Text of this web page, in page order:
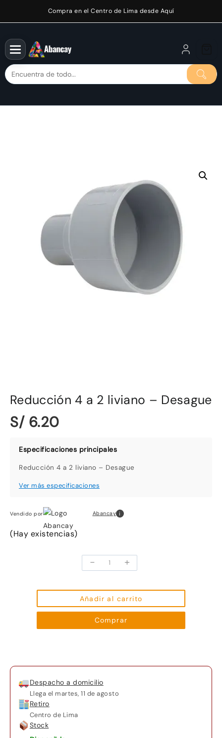
Compra en el Centro de Lima desde Aquí
Reducción 4 a 2 liviano – Desague
S/ 6.20
Reducción 4 a 2 liviano – Desague
Vendido por Abancay i
(Hay existencias)
-
Reducción
4
2
liviano
-
+
Añadir al carrito
Comprar
Despacho a domicilio
Llega el martes, 11 de agosto
Retiro
Centro de Lima
Stock